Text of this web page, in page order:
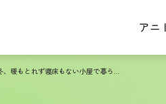
アニ
寒い冬、暖もとれず寝床もない小屋で暮らした13頭の猫たち｜人を怖がる若い猫たちに適切な医療を